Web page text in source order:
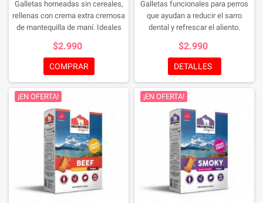
Galletas horneadas sin cereales,
rellenas con crema extra cremosa
de mantequilla de maní. Ideales
con un snack delicioso y
saludable. Sin lactosa y aptas
para dietas veganas.
$2.990
COMPRAR
Galletas funcionales para perros
que ayudan a reducir el sarro
dental y refrescar el aliento.
sodio, chía, canela y jengibre.
Aptas para perros adultos de
todas las razas.
$2.990
DETALLES
¡EN OFERTA! ¡EN OFERTA!